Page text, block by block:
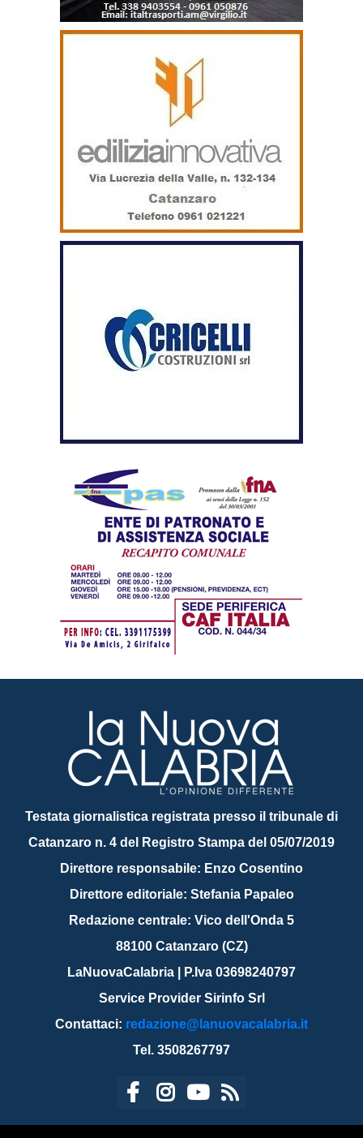
Testata giornalistica registrata presso il tribunale di
Catanzaro n. 4 del Registro Stampa del 05/07/2019
Direttore responsabile: Enzo Cosentino
Direttore editoriale: Stefania Papaleo
Redazione centrale: Vico dell'Onda 5
88100 Catanzaro (CZ)
LaNuovaCalabria | P.Iva 03698240797
Service Provider Sirinfo Srl
Contattaci: redazione@lanuovacalabria.it
Tel. 3508267797